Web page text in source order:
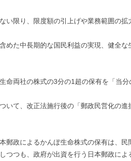
限り、限度額の引上げや業務範囲の拡
た中長期的な国民利益の実現、健全な
両社の株式の3分の1超の保有を「当
いて、改正法施行後の「郵政民営化の
政によるかんぽ生命株式の保有は、
つも、政府が出資を行う日本郵政によ